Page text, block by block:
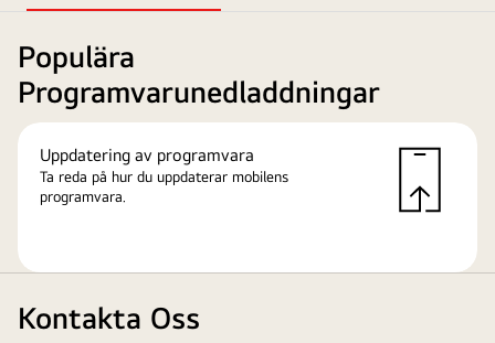
Populära
Programvarunedladdningar
Uppdatering av programvara
Ta reda på hur du uppdaterar mobilens
programvara.
Kontakta Oss